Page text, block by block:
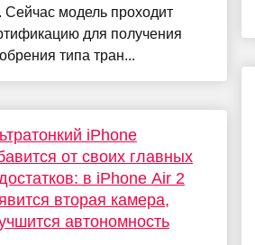
Сейчас модель проходит
для получения
типа тран...
iPhone
от своих главных
в iPhone Air 2
вторая камера,
автономность